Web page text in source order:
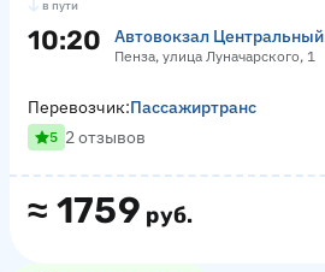
в пути
10:20 Автовокзал Центральный
Пенза, улица Луначарского, 1
≈ 1759 руб.
Перевозчик:Пассажиртранс
5 2 отзывов